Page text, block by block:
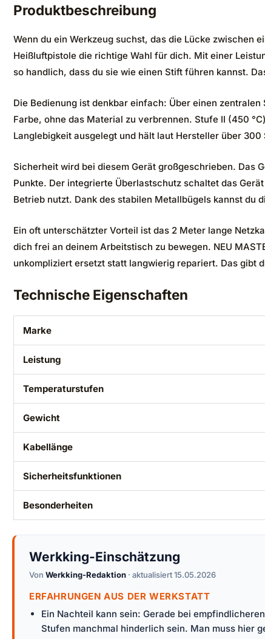
Produktbeschreibung
Wenn du ein Werkzeug suchst, das die Lücke zwischen
Heißluftpistole die richtige Wahl für dich. Mit einer
so handlich, dass du sie wie einen Stift führen kannst.
Die Bedienung ist denkbar einfach: Über einen
Farbe, ohne das Material zu verbrennen. Stufe II (450
Langlebigkeit ausgelegt und hält laut Hersteller über
Sicherheit wird bei diesem Gerät großgeschrieben. Das
Punkte. Der integrierte Überlastschutz schaltet das
Betrieb nutzt. Dank des stabilen Metallbügels kannst du
Ein oft unterschätzter Vorteil ist das 2 Meter lange
dich frei an deinem Arbeitstisch zu bewegen. NEU
unkompliziert ersetzt statt langwierig repariert. Das gibt
Technische Eigenschaften
Marke
Leistung
Temperaturstufen
Gewicht
Kabellänge
Sicherheitsfunktionen
Besonderheiten
Werkking-Einschätzung
Von Werkking-Redaktion · aktualisiert 15.05.2026
ERFAHRUNGEN AUS DER WERKSTATT
Ein Nachteil kann sein: Gerade bei
Stufen manchmal hinderlich sein. Man muss hier